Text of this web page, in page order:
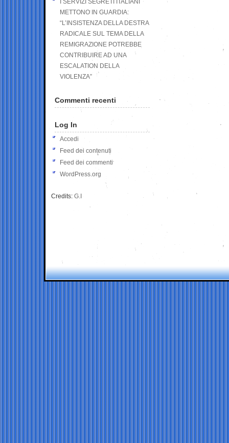
I SERVIZI SEGRETI ITALIANI
METTONO IN GUARDIA:
“L’INSISTENZA DELLA DESTRA
RADICALE SUL TEMA DELLA
REMIGRAZIONE POTREBBE
CONTRIBUIRE AD UNA
ESCALATION DELLA
VIOLENZA”
Commenti recenti
Log In
Accedi
Feed dei contenuti
Feed dei commenti
WordPress.org
Credits: G.I